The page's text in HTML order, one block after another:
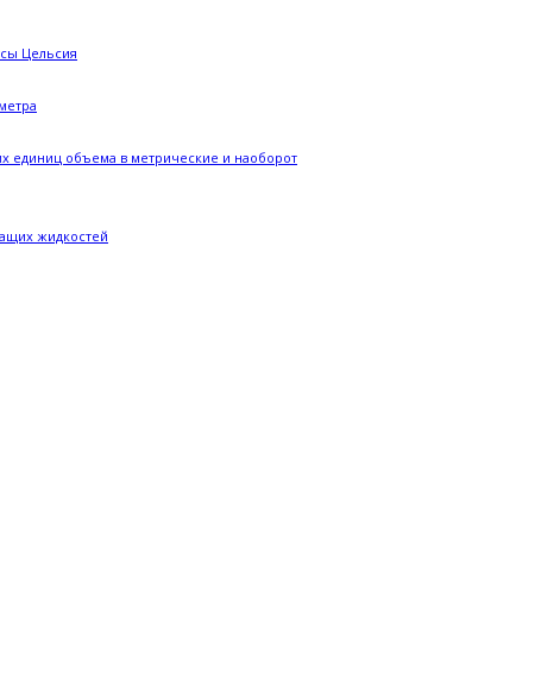
Цельсия
единиц объема в метрические и наоборот
жидкостей